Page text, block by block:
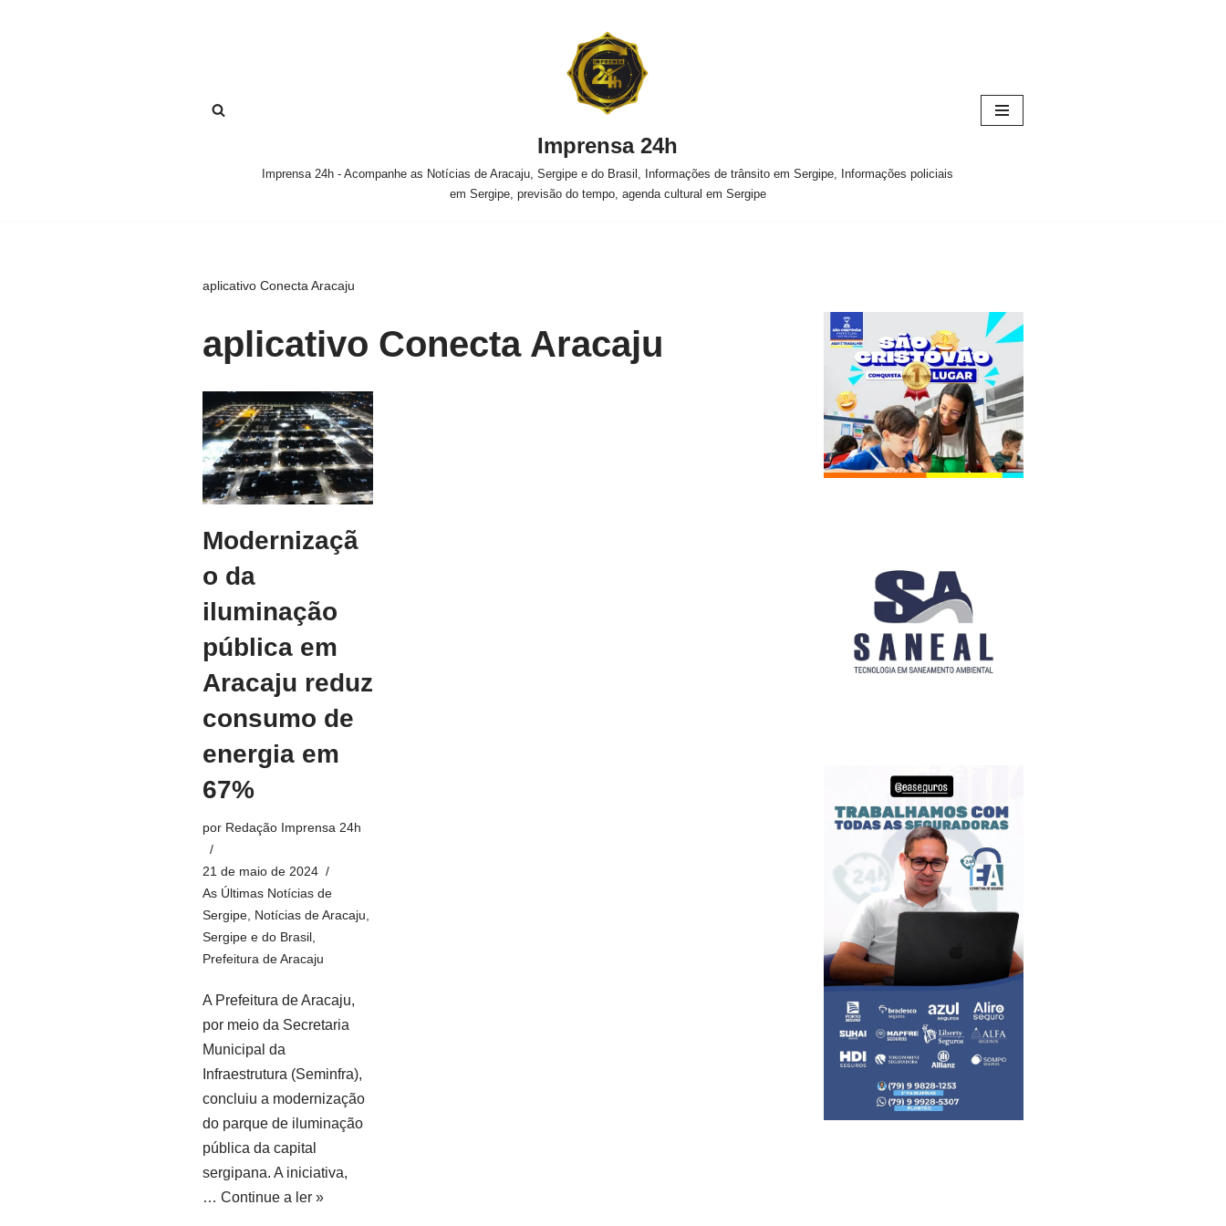
Imprensa 24h
Imprensa 24h - Acompanhe as Notícias de Aracaju, Sergipe e do Brasil, Informações de trânsito em Sergipe, Informações policiais
em Sergipe, previsão do tempo, agenda cultural em Sergipe
aplicativo Conecta Aracaju
aplicativo Conecta Aracaju
Modernizaçã
o da
iluminação
pública em
Aracaju reduz
consumo de
energia em
67%
por Redação Imprensa 24h
21 de maio de 2024
As Últimas Notícias de
Sergipe, Notícias de Aracaju,
Sergipe e do Brasil,
Prefeitura de Aracaju
A Prefeitura de Aracaju,
por meio da Secretaria
Municipal da
Infraestrutura (Seminfra),
concluiu a modernização
do parque de iluminação
pública da capital
sergipana. A iniciativa,
… Continue a ler »